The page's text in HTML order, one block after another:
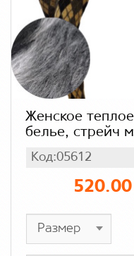
Женское
белье, стрейч
Код:05612